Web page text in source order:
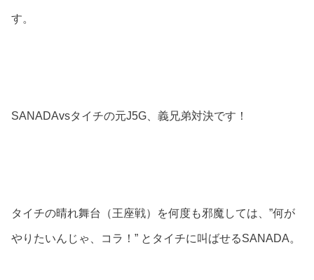
す。
SANADAvsタイチの元J5G、義兄弟対決です！
タイチの晴れ舞台（王座戦）を何度も邪魔しては、”何が
やりたいんじゃ、コラ！” とタイチに叫ばせるSANADA。